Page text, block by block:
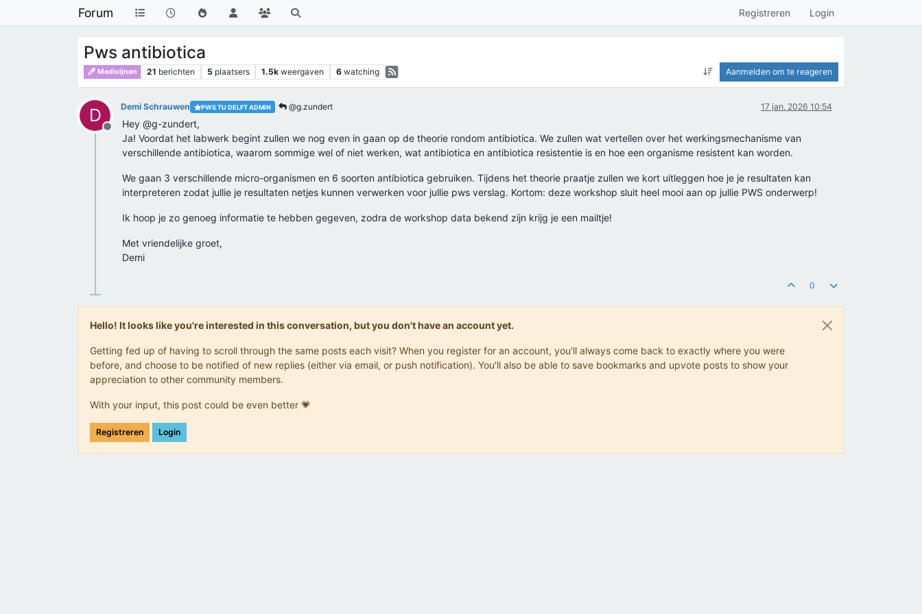
Forum Registreren Login
Pws antibiotica
Medicijnen 21 berichten 5 plaatsers 1.5k weergaven 6 watching Aanmelden om te reageren
D
Offline
Demi Schrauwen PWS TU DELFT ADMIN @g.zundert 17 jan. 2026 10:54
Hey @g-zundert,
Ja! Voordat het labwerk begint zullen we nog even in gaan op de theorie rondom antibiotica. We zullen wat vertellen over het werkingsmechanisme van
verschillende antibiotica, waarom sommige wel of niet werken, wat antibiotica en antibiotica resistentie is en hoe een organisme resistent kan worden.
We gaan 3 verschillende micro-organismen en 6 soorten antibiotica gebruiken. Tijdens het theorie praatje zullen we kort uitleggen hoe je je resultaten kan
interpreteren zodat jullie je resultaten netjes kunnen verwerken voor jullie pws verslag. Kortom: deze workshop sluit heel mooi aan op jullie PWS onderwerp!
Ik hoop je zo genoeg informatie te hebben gegeven, zodra de workshop data bekend zijn krijg je een mailtje!
Met vriendelijke groet,
Demi
0
Hello! It looks like you're interested in this conversation, but you don't have an account yet.
Getting fed up of having to scroll through the same posts each visit? When you register for an account, you'll always come back to exactly where you were
before, and choose to be notified of new replies (either via email, or push notification). You'll also be able to save bookmarks and upvote posts to show your
appreciation to other community members.
With your input, this post could be even better 💗
Registreren Login